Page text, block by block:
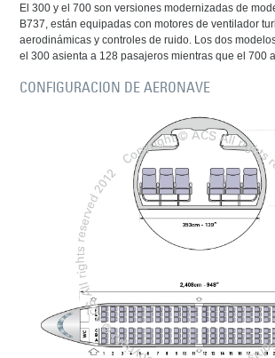
El 300 y el 700 son versiones modernizadas de
B737, están equipadas con motores de ventilador
aerodinámicas y controles de ruido. Los dos
el 300 asienta a 128 pasajeros mientras que el 700
CONFIGURACION DE AERONAVE